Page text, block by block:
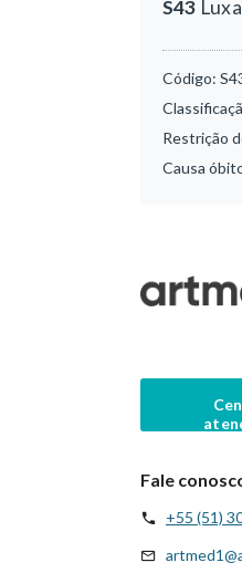
S43
Código:
Restrição
Causa
Fale
+55 (51)